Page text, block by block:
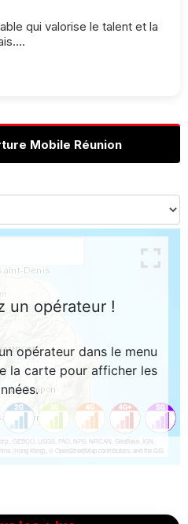
qui valorise le talent et la
Mobile Réunion